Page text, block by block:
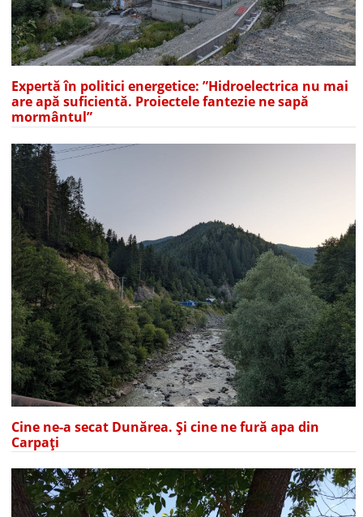
Expertă în politici energetice: ”Hidroelectrica nu mai
are apă suficientă. Proiectele fantezie ne sapă
mormântul”
Cine ne-a secat Dunărea. Și cine ne fură apa din
Carpați